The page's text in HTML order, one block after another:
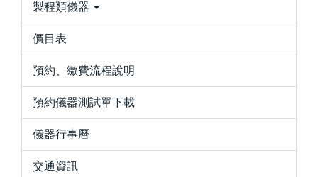
製程類儀器
價目表
預約、繳費流程說明
預約儀器測試單下載
儀器行事曆
交通資訊